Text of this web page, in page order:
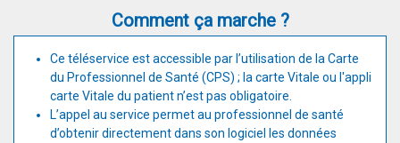
Comment ça marche ?
Ce téléservice est accessible par l’utilisation de la Carte
du Professionnel de Santé (CPS) ; la carte Vitale ou l'appli
carte Vitale du patient n’est pas obligatoire.
L’appel au service permet au professionnel de santé
d’obtenir directement dans son logiciel les données